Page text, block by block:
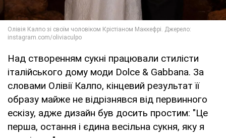
Над створенням сукні працювали стилісти
італійського дому моди Dolce & Gabbana. За
словами Олівії Калпо, кінцевий результат її
образу майже не відрізнявся від первинного
ескізу, адже дизайн був досить простим: "Це
перша, остання і єдина весільна сукня, яку я